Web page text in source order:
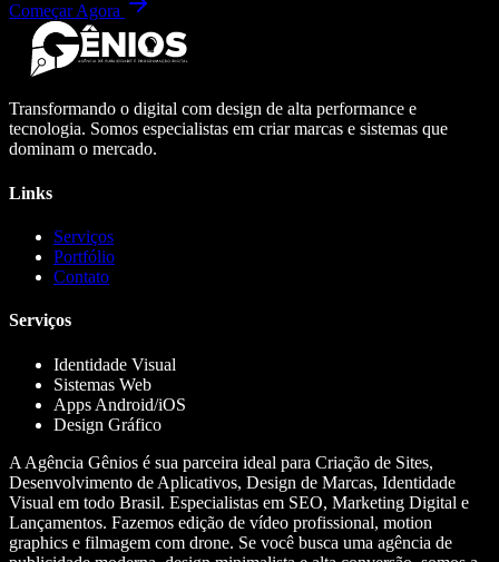
Começar Agora
Transformando o digital com design de alta performance e
tecnologia. Somos especialistas em criar marcas e sistemas que
dominam o mercado.
Links
Serviços
Portfólio
Contato
Serviços
Identidade Visual
Sistemas Web
Apps Android/iOS
Design Gráfico
A Agência Gênios é sua parceira ideal para Criação de Sites,
Desenvolvimento de Aplicativos, Design de Marcas, Identidade
Visual em todo Brasil. Especialistas em SEO, Marketing Digital e
Lançamentos. Fazemos edição de vídeo profissional, motion
graphics e filmagem com drone. Se você busca uma agência de